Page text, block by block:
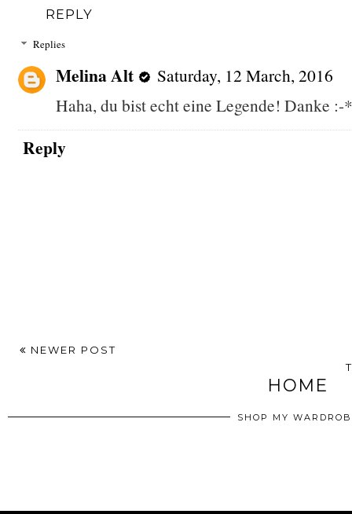
REPLY
Replies
Melina Alt
Saturday, 12 March, 2016
Haha, du bist echt eine Legende! Danke :-*
Reply
NEWER POST
HOME
SHOP MY